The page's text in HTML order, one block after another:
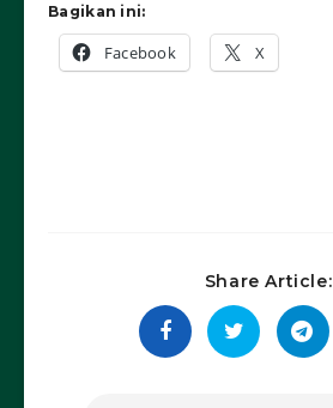
Bagikan ini:
Facebook X
Share Article: